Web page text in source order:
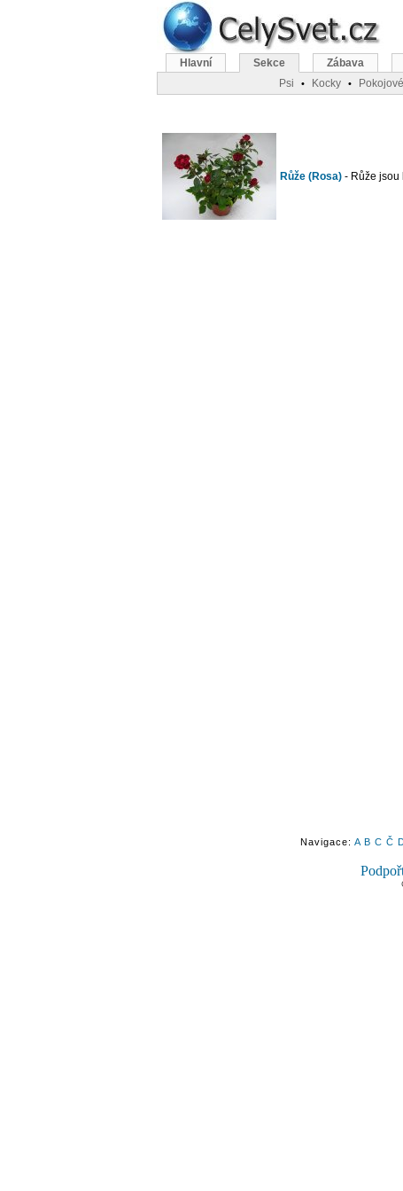
Růže (Rosa) - Růže jsou
Navigace: A B C Č
Hlavní Sekce Zábava
Psi
• Kocky •